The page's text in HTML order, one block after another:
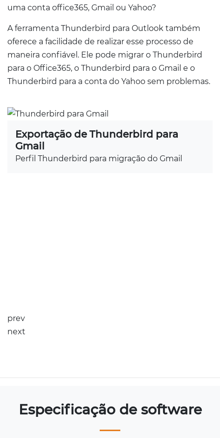
uma conta office365, Gmail ou Yahoo?
A ferramenta Thunderbird para Outlook também
oferece a facilidade de realizar esse processo de
maneira confiável. Ele pode migrar o Thunderbird
para o Office365, o Thunderbird para o Gmail e o
Thunderbird para a conta do Yahoo sem problemas.
Exportação de Thunderbird para
Gmail
Perfil Thunderbird para migração do Gmail
prev
next
Especificação de software